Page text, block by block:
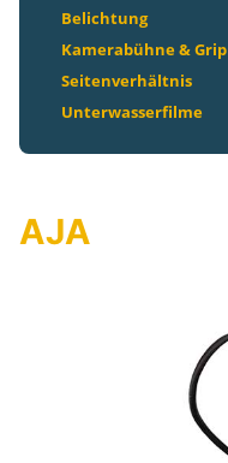
Belichtung
Kamerabühne & Grip
Seitenverhältnis
Unterwasserfilme
AJA